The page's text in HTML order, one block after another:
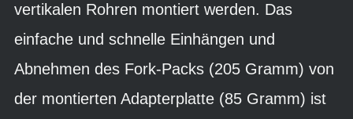
vertikalen Rohren montiert werden. Das
einfache und schnelle Einhängen und
Abnehmen des Fork-Packs (205 Gramm) von
der montierten Adapterplatte (85 Gramm) ist